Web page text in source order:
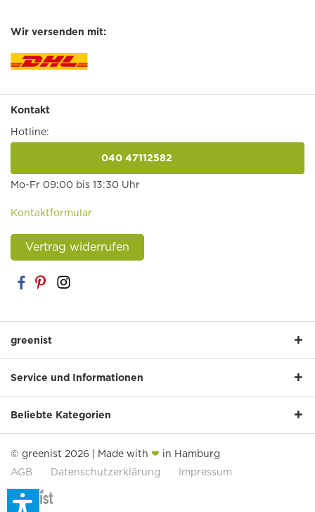
Wir versenden mit:
Kontakt
Hotline:
040 47112582
Mo-Fr 09:00 bis 13:30 Uhr
Kontaktformular
Vertrag widerrufen
greenist
Service und Informationen
Beliebte Kategorien
© greenist 2026 | Made with ❤ in Hamburg
AGB
Datenschutzerklärung Impressum